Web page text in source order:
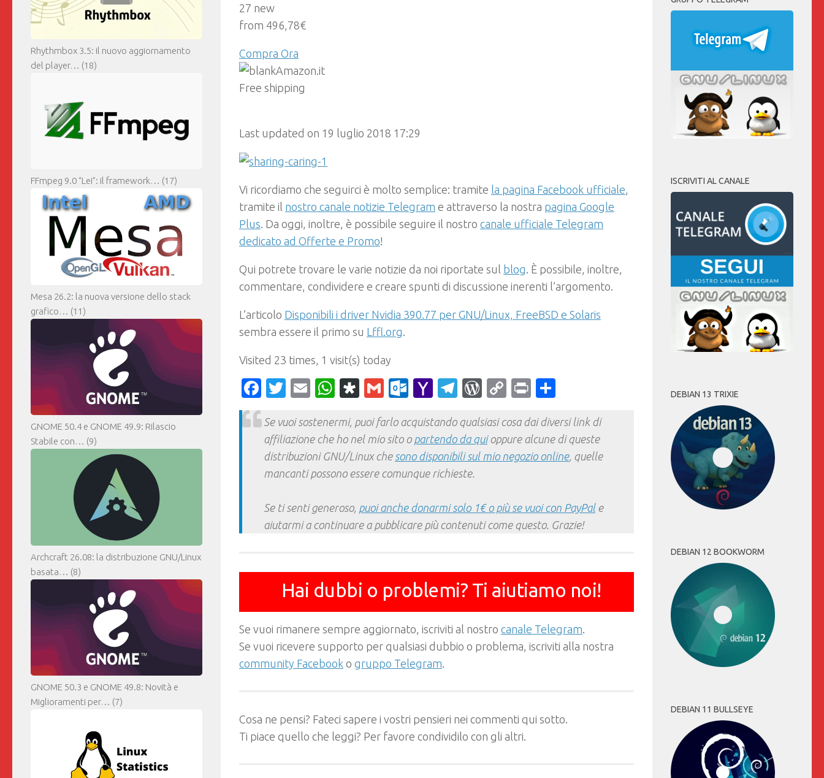
27 new
from 496,78€
Compra Ora
Amazon.it
Free shipping
Last updated on 19 luglio 2018 17:29
Vi ricordiamo che seguirci è molto semplice: tramite la pagina Facebook ufficiale,
tramite il nostro canale notizie Telegram e attraverso la nostra pagina Google
Plus. Da oggi, inoltre, è possibile seguire il nostro canale ufficiale Telegram
dedicato ad Offerte e Promo!
Qui potrete trovare le varie notizie da noi riportate sul blog. È possibile, inoltre,
commentare, condividere e creare spunti di discussione inerenti l’argomento.
L’articolo Disponibili i driver Nvidia 390.77 per GNU/Linux, FreeBSD e Solaris
sembra essere il primo su Lffl.org.
Visited 23 times, 1 visit(s) today
Facebook
Twitter
EmailWhatsApp
Diaspora
GmailOutlook.com
YahooTelegram
WordPress
CopyPrint
Se vuoi sostenermi, puoi farlo acquistando qualsiasi cosa dai diversi link di
affiliazione che ho nel mio sito o partendo da quioppure alcune di queste
distribuzioni GNU/Linux che sono disponibili sul mio negozio online, quelle
mancanti possono essere comunque richieste.
Se ti senti generoso, puoi anche donarmi solo 1€ o più se vuoi con PayPale
aiutarmi a continuare a pubblicare più contenuti come questo. Grazie!
Hai dubbi o problemi? Ti aiutiamo noi!
Se vuoi rimanere sempre aggiornato, iscriviti al nostro canale Telegram.
Se vuoi ricevere supporto per qualsiasi dubbio o problema, iscriviti alla nostra
community Facebook o gruppo Telegram.
Cosa ne pensi? Fateci sapere i vostri pensieri nei commenti qui sotto.
Ti piace quello che leggi? Per favore condividilo con gli altri.
Rhythmbox 3.5: il nuovo aggiornamento
del player… (18)
FFmpeg 9.0 “Lei”: il framework… (17)
Mesa 26.2: la nuova versione dello stack
grafico… (11)
GNOME 50.4 e GNOME 49.9: Rilascio
Stabile con… (9)
Archcraft 26.08: la distribuzione GNU/Linux
basata… (8)
GNOME 50.3 e GNOME 49.8: Novità e
Miglioramenti per… (7)
ISCRIVITI AL CANALE
DEBIAN 13 TRIXIE
DEBIAN 12 BOOKWORM
DEBIAN 11 BULLSEYE